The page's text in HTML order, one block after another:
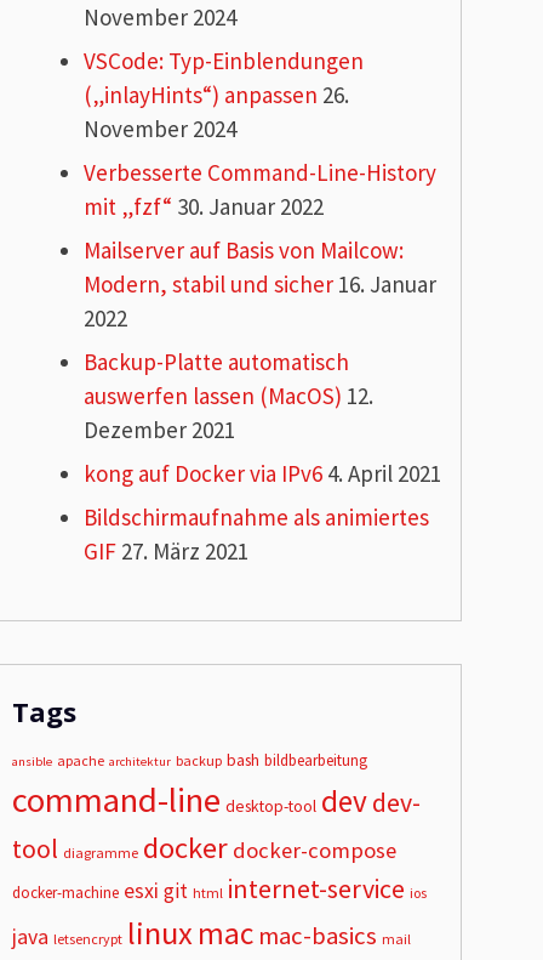
November 2024
VSCode: Typ-Einblendungen
(„inlayHints“) anpassen 26.
November 2024
Verbesserte Command-Line-History
mit „fzf“ 30. Januar 2022
Mailserver auf Basis von Mailcow:
Modern, stabil und sicher16. Januar
2022
Backup-Platte automatisch
auswerfen lassen (MacOS) 12.
Dezember 2021
kong auf Docker via IPv64. April 2021
Bildschirmaufnahme als animiertes
GIF27. März 2021
Tags
ansible apache architektur backup bash bildbearbeitung
command-line desktop-tool devdev-
tool diagramme docker docker-compose
docker-machine esxi git html internet-service ios
java letsencrypt linuxmac mac-basics mail